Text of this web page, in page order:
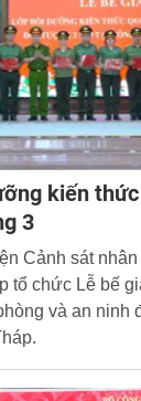
kiến
3
Cảnh sát
tổ chức Lễ bế
và an ninh